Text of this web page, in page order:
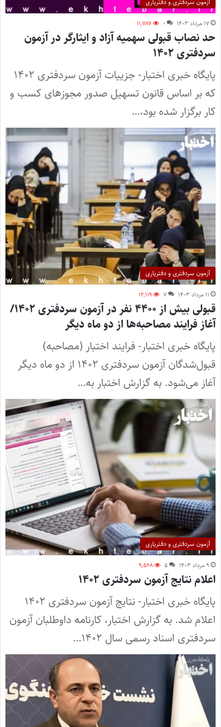
آزمون سردفتری و دفتریاری
۱۷ مرداد ۱۴۰۳ ۰ ۱۱,۷۸۷
حد نصاب قبولی سهمیه آزاد و ایثارگر در آزمون
سردفتری ۱۴۰۲
پایگاه خبری اختبار- جزییات آزمون سردفتری ۱۴۰۲
که بر اساس قانون تسهیل صدور مجوزهای کسب و
کار برگزار شده بود،…
آزمون سردفتری و دفتریاری
۱۱ مرداد ۱۴۰۳ ۷ ۱۲,۱۱۹
قبولی بیش از ۴۴۰۰ نفر در آزمون سردفتری ۱۴۰۲/
آغاز فرایند مصاحبه‌ها از دو ماه دیگر
پایگاه خبری اختبار- فرایند اختبار (مصاحبه)
قبول‌شدگان آزمون سردفتری ۱۴۰۲ از دو ماه دیگر
آغاز می‌شود. به گزارش اختبار به…
آزمون سردفتری و دفتریاری
۹ مرداد ۱۴۰۳ ۵ ۹,۵۶۸
اعلام نتایج آزمون سردفتری ۱۴۰۲
پایگاه خبری اختبار- نتایج آزمون سردفتری ۱۴۰۲
اعلام شد. به گزارش اختبار، کارنامه داوطلبان آزمون
سردفتری اسناد رسمی سال ۱۴۰۲…